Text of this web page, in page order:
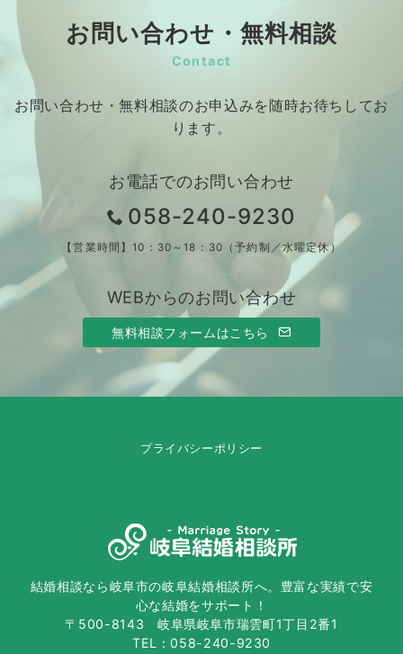
お問い合わせ・無料相談
Contact
お問い合わせ・無料相談のお申込みを随時お待ちしてお
ります。
お電話でのお問い合わせ
058-240-9230
【営業時間】10：30～18：30（予約制／水曜定休）
WEBからのお問い合わせ
無料相談フォームはこちら
プライバシーポリシー
結婚相談なら岐阜市の岐阜結婚相談所へ。豊富な実績で安
心な結婚をサポート！
〒500-8143 岐阜県岐阜市瑞雲町1丁目2番1
TEL：058-240-9230